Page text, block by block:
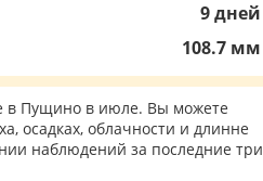
9 дней
108.7 мм
в Пущино в июле. Вы можете
осадках, облачности и длинне
наблюдений за последние три